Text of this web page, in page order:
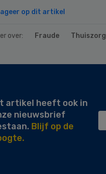
op dit artikel
over: Fraude Thuiszorg
artikel heeft ook in
nieuwsbrief
Blijf op de